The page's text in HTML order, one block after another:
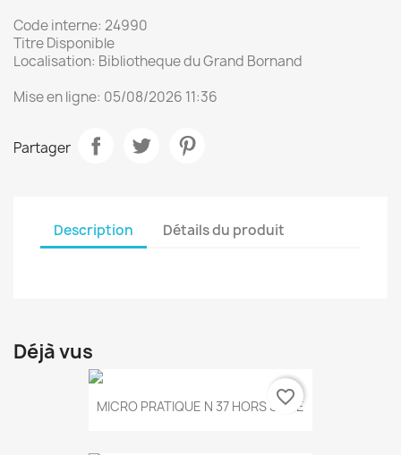
Code interne: 24990
Titre Disponible
Localisation: Bibliotheque du Grand Bornand
Mise en ligne: 05/08/2026 11:36
Partager
Description Détails du produit
Déjà vus
MICRO PRATIQUE N 37 HORS SERIE
favorite_border